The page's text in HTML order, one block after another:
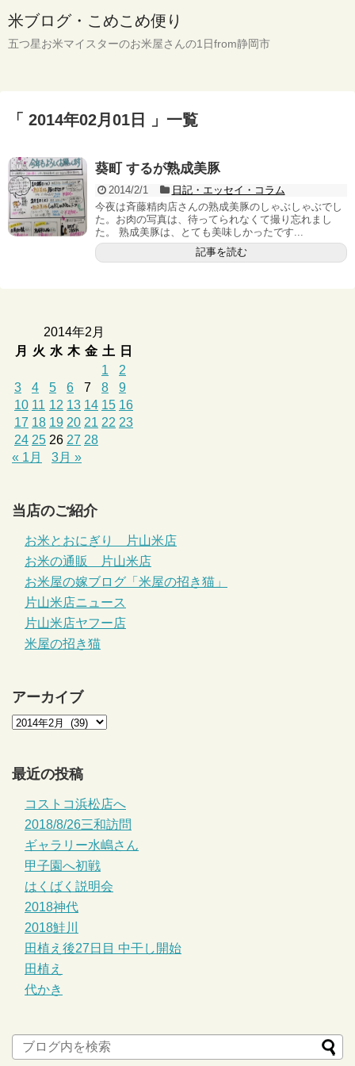
米ブログ・こめこめ便り
五つ星お米マイスターのお米屋さんの1日from静岡市
「 2014年02月01日 」一覧
葵町 するが熟成美豚
2014/2/1
日記・エッセイ・コラム
今夜は斉藤精肉店さんの熟成美豚のしゃぶしゃぶでし
た。お肉の写真は、待ってられなくて撮り忘れまし
た。 熟成美豚は、とても美味しかったです...
記事を読む
2014年2月
月
火 水 木 金 土
日
1
2
3
4 5 6 7 8
9
10 11 12 13 14 15 16
17 18 19 20 21 22 23
24 25 26 27 28
« 1月
3月 »
当店のご紹介
お米とおにぎり 片山米店
お米の通販 片山米店
お米屋の嫁ブログ「米屋の招き猫」
片山米店ニュース
片山米店ヤフー店
米屋の招き猫
アーカイブ
最近の投稿
コストコ浜松店へ
2018/8/26三和訪問
ギャラリー水嶋さん
甲子園へ初戦
はくばく説明会
2018神代
2018鮭川
田植え後27日目 中干し開始
田植え
代かき